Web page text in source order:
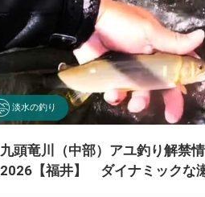
淡水の釣り
九頭竜川（中部）アユ釣り解禁
2026【福井】 ダイナミックな